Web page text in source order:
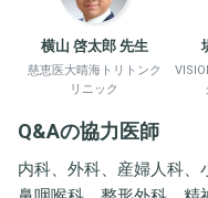
横山 啓太郎 先生
慈恵医大晴海トリトンク
リニック
Q&Aの協力医師
内科、外科、産婦人科